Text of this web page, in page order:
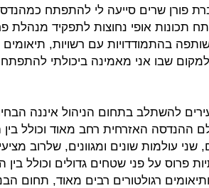
פורן שרים סייעה לי להתפתח
תכונות אופי נחוצות לתפקיד מנהלת
בהתמודדויות עם רשויות, תיאומים
למקום שבו אני מאמינה ביכולתי
להשתלב בתחום הניהול איננה
ההנדסה האזרחית רחב מאוד וכולל
עולמות שונים ומגוונים, שלרוב
פרוס על פני שטחים גדולים וכולל בין
רגולטורים רבים מאוד, תחום